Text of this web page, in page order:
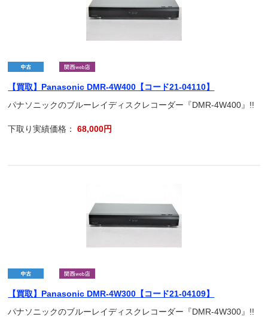
【買取】Panasonic DMR-4W400【コード21-04110】
パナソニックのブルーレイディスクレコーダー『DMR-4W400』!!
下取り実績価格：68,000円
【買取】Panasonic DMR-4W300【コード21-04109】
パナソニックのブルーレイディスクレコーダー『DMR-4W300』!!